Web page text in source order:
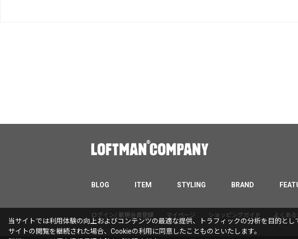
BLOG ITEM STYLING BRAND
ログイン/ 新規会員登録 マイページ ショッピングガイド よくある
当サイトでは利用体験の向上およびコンテンツの最適な提供、トラフィックの分析を目的とし
サイトの閲覧を継続された場合、Cookieの利用に同意したことものといたします。